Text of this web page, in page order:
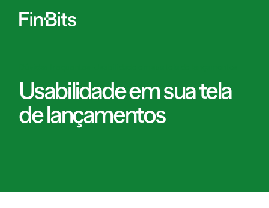
Usabilidade em sua tela
de lançamentos